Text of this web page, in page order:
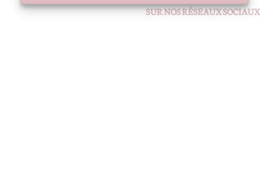
SUR NOS RÉSEAUX SOCIAUX